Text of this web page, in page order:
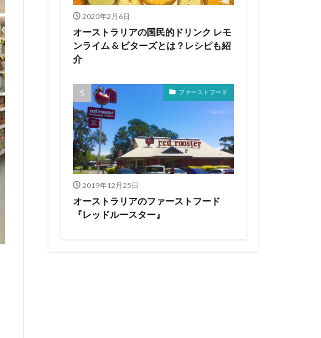
2020年2月6日
オーストラリアの国民的ドリンク レモ
ンライム & ビターズとは？レシピも紹
介
ファーストフード
2019年12月25日
オーストラリアのファーストフード
『レッドルースター』